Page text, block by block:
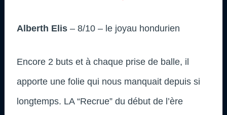
Alberth Elis – 8/10 – le joyau hondurien
Encore 2 buts et à chaque prise de balle, il
apporte une folie qui nous manquait depuis si
longtemps. LA “Recrue” du début de l’ère